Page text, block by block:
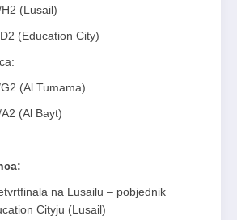
(Lusail)
(Education City)
(Al Tumama)
(Al Bayt)
na Lusailu – pobjednik
Cityju (Lusail)